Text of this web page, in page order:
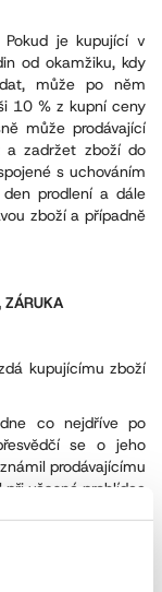
Pokud je kupující v
od okamžiku, kdy
může po něm
10 % z kupní ceny
může prodávající
a zadržet zboží do
s uchováním
prodlení a dále
zboží a případně
ZÁRUKA
kupujícímu zboží
co nejdříve po
se o jeho
prodávajícímu
včasné prohlídce
při dostatečné